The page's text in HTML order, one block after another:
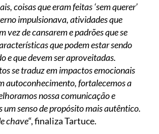
coisas que eram feitas ‘sem querer’
impulsionava, atividades que
vez de cansarem e padrões que se
que podem estar sendo
e que devem ser aproveitadas.
se traduz em impactos emocionais
autoconhecimento, fortalecemos a
nossa comunicação e
um senso de propósito mais autêntico.
chave“, finaliza Tartuce.